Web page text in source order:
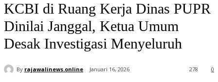
KCBI di Ruang Kerja Dinas PUPR
Dinilai Janggal, Ketua Umum
Desak Investigasi Menyeluruh
By rajawalinews.online Januari 16, 2026 0
278